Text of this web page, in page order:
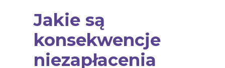
Jakie są
konsekwencje
niezapłacenia